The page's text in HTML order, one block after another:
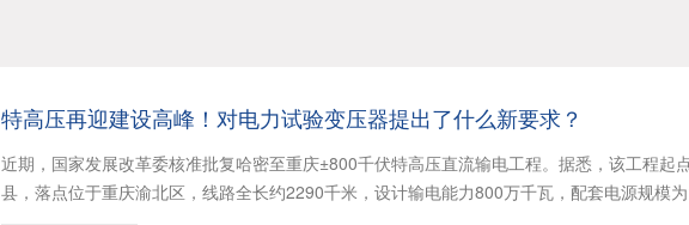
特高压再迎建设高峰！对电力试验变压器提出了什么新要求？
近期，国家发展改革委核准批复哈密至重庆±800千伏特高压直流输电工程。据悉，该工程起
县，落点位于重庆渝北区，线路全长约2290千米，设计输电能力800万千瓦，配套电源规模